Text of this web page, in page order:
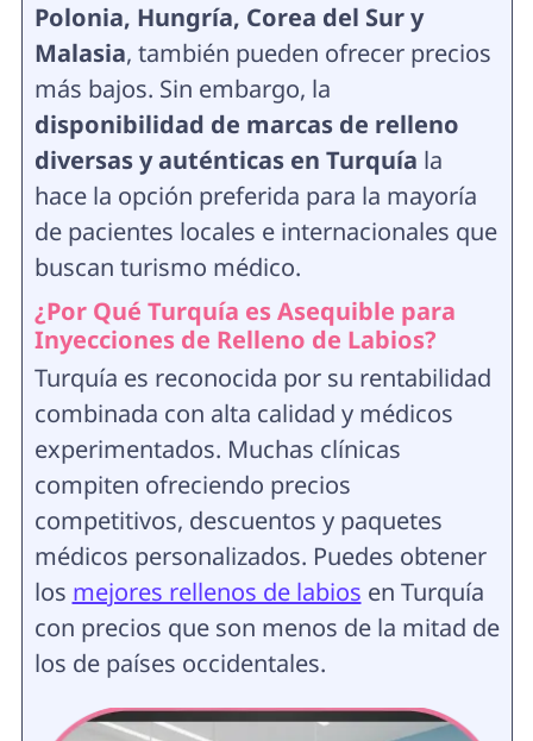
Polonia, Hungría, Corea del Sur y
Malasia, también pueden ofrecer precios
más bajos. Sin embargo, la
disponibilidad de marcas de relleno
diversas y auténticas en Turquía la
hace la opción preferida para la mayoría
de pacientes locales e internacionales que
buscan turismo médico.
¿Por Qué Turquía es Asequible para
Inyecciones de Relleno de Labios?
Turquía es reconocida por su rentabilidad
combinada con alta calidad y médicos
experimentados. Muchas clínicas
compiten ofreciendo precios
competitivos, descuentos y paquetes
médicos personalizados. Puedes obtener
los mejores rellenos de labios en Turquía
con precios que son menos de la mitad de
los de países occidentales.